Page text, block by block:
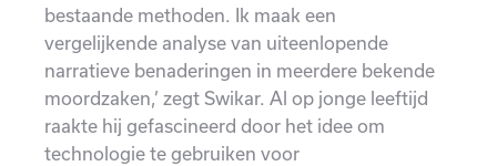
bestaande methoden. Ik maak een
vergelijkende analyse van uiteenlopende
narratieve benaderingen in meerdere bekende
moordzaken,’ zegt Swikar. Al op jonge leeftijd
raakte hij gefascineerd door het idee om
technologie te gebruiken voor